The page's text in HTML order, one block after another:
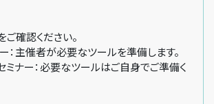
ご確認ください。
主催者が必要なツールを準備します。
ナー：必要なツールはご自身でご準備く